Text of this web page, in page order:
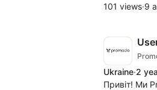
101 views·9
Ukraine·2
Привіт! Ми